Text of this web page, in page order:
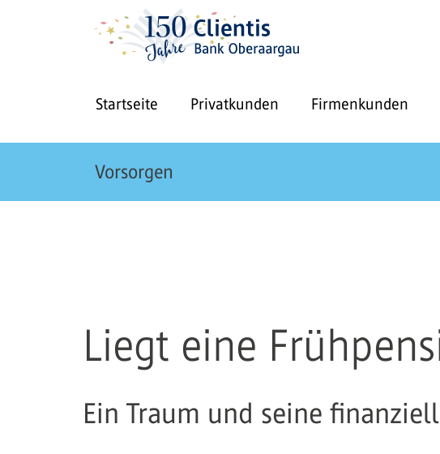
Startseite Privatkunden Firmenkunden
Vorsorgen
Liegt eine
Ein Traum und seine